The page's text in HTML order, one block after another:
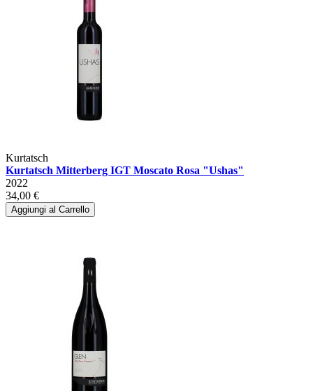
Kurtatsch
Kurtatsch Mitterberg IGT Moscato Rosa "Ushas"
2022
34,00 €
Aggiungi al Carrello